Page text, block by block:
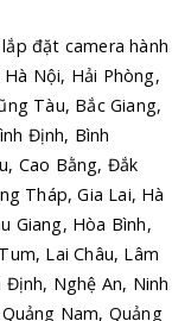
đặt camera hành
Nội, Hải Phòng,
Tàu, Bắc Giang,
Định, Bình
Cao Bằng, Đắk
Tháp, Gia Lai, Hà
Giang, Hòa Bình,
Lai Châu, Lâm
Nghệ An, Ninh
Nam, Quảng